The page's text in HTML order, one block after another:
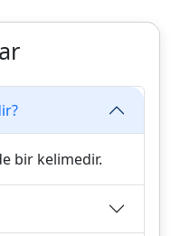
bir kelimedir.